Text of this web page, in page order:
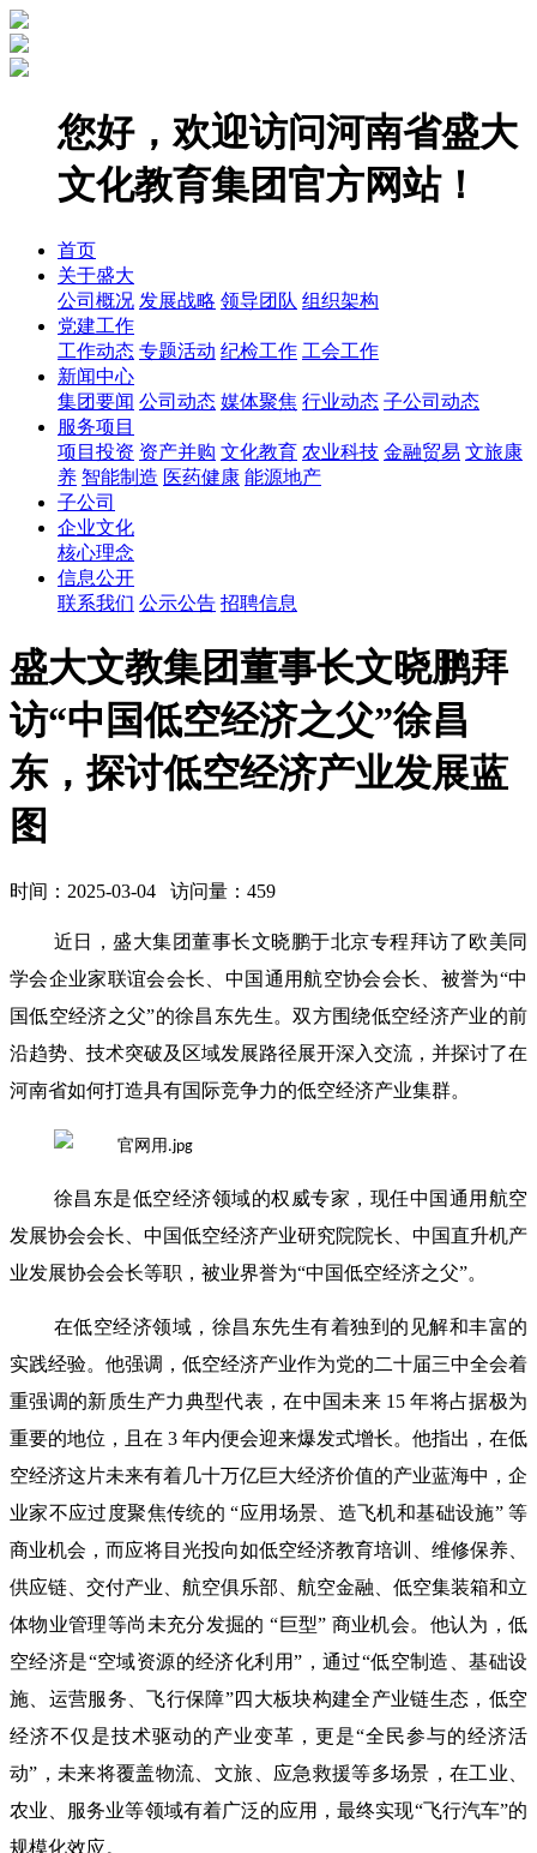
您好，欢迎访问河南省盛大
文化教育集团官方网站！
首页
关于盛大
公司概况 发展战略 领导团队 组织架构
党建工作
工作动态 专题活动 纪检工作 工会工作
新闻中心
集团要闻 公司动态 媒体聚焦 行业动态 子公司动态
服务项目
项目投资 资产并购 文化教育 农业科技 金融贸易 文旅康
养 智能制造 医药健康 能源地产
子公司
企业文化
核心理念
信息公开
联系我们 公示公告 招聘信息
盛大文教集团董事长文晓鹏拜
访“中国低空经济之父”徐昌
东，探讨低空经济产业发展蓝
图
时间：2025-03-04 访问量：459
近日，盛大集团董事长文晓鹏于北京专程拜访了欧美同
学会企业家联谊会会长、中国通用航空协会会长、被誉为“中
国低空经济之父”的徐昌东先生。双方围绕低空经济产业的前
沿趋势、技术突破及区域发展路径展开深入交流，并探讨了在
河南省如何打造具有国际竞争力的低空经济产业集群。
徐昌东是低空经济领域的权威专家，现任中国通用航空
发展协会会长、中国低空经济产业研究院院长、中国直升机产
业发展协会会长等职，被业界誉为“中国低空经济之父”。
在低空经济领域，徐昌东先生有着独到的见解和丰富的
实践经验。他强调，低空经济产业作为党的二十届三中全会着
重强调的新质生产力典型代表，在中国未来 15 年将占据极为
重要的地位，且在 3 年内便会迎来爆发式增长。他指出，在低
空经济这片未来有着几十万亿巨大经济价值的产业蓝海中，企
业家不应过度聚焦传统的 “应用场景、造飞机和基础设施” 等
商业机会，而应将目光投向如低空经济教育培训、维修保养、
供应链、交付产业、航空俱乐部、航空金融、低空集装箱和立
体物业管理等尚未充分发掘的 “巨型” 商业机会。他认为，低
空经济是“空域资源的经济化利用”，通过“低空制造、基础设
施、运营服务、飞行保障”四大板块构建全产业链生态，低空
经济不仅是技术驱动的产业变革，更是“全民参与的经济活
动”，未来将覆盖物流、文旅、应急救援等多场景，在工业、
农业、服务业等领域有着广泛的应用，最终实现“飞行汽车”的
规模化效应。